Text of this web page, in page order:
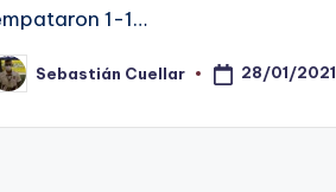
1-1…
Sebastián Cuellar 28/01/2021